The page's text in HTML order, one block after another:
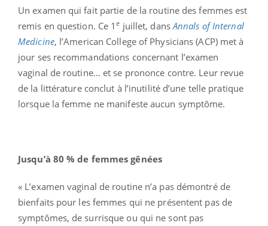
Un examen qui fait partie de la routine des femmes est
remis en question. Ce 1e juillet, dans Annals of Internal
Medicine, l’American College of Physicians (ACP) met à
jour ses recommandations concernant l’examen
vaginal de routine… et se prononce contre. Leur revue
de la littérature conclut à l’inutilité d’une telle pratique
lorsque la femme ne manifeste aucun symptôme.
Jusqu’à 80 % de femmes gênées
« L’examen vaginal de routine n’a pas démontré de
bienfaits pour les femmes qui ne présentent pas de
symptômes, de surrisque ou qui ne sont pas